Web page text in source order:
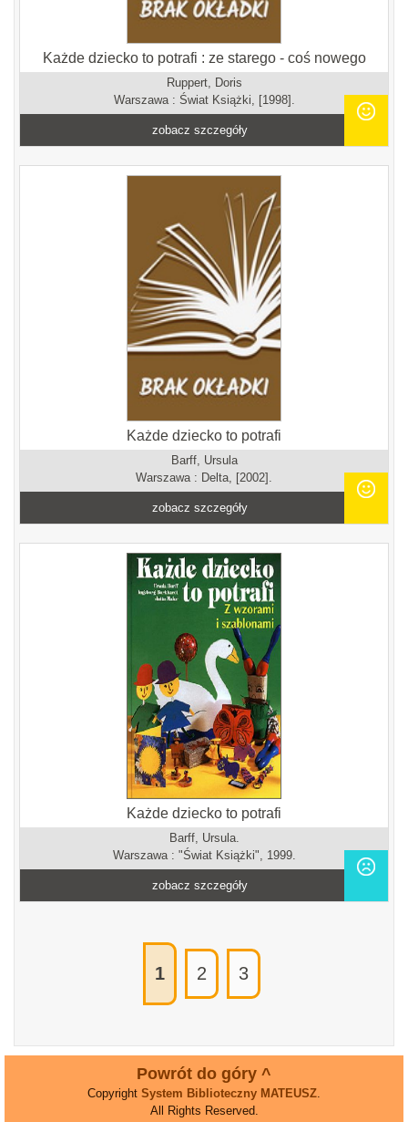
Każde dziecko to potrafi : ze starego - coś nowego
Ruppert, Doris
Warszawa : Świat Książki, [1998].
zobacz szczegóły
Każde dziecko to potrafi
Barff, Ursula
Warszawa : Delta, [2002].
zobacz szczegóły
Każde dziecko to potrafi
Barff, Ursula.
Warszawa : "Świat Książki", 1999.
zobacz szczegóły
1 2 3
Powrót do góry ^
Copyright System Biblioteczny MATEUSZ
All Rights Reserved.